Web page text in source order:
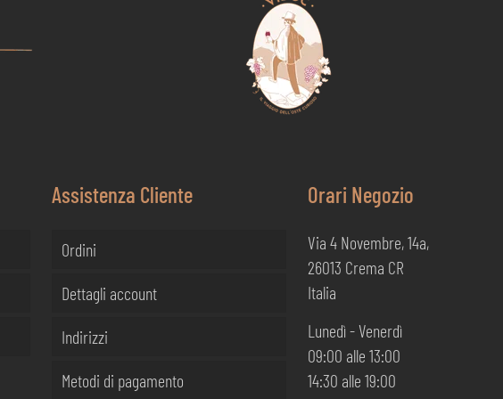
Assistenza Cliente
Ordini
Dettagli account
Indirizzi
Metodi di pagamento
Orari Negozio
Via 4 Novembre, 14a,
26013 Crema CR
Italia
Lunedì - Venerdì
09:00 alle 13:00
14:30 alle 19:00